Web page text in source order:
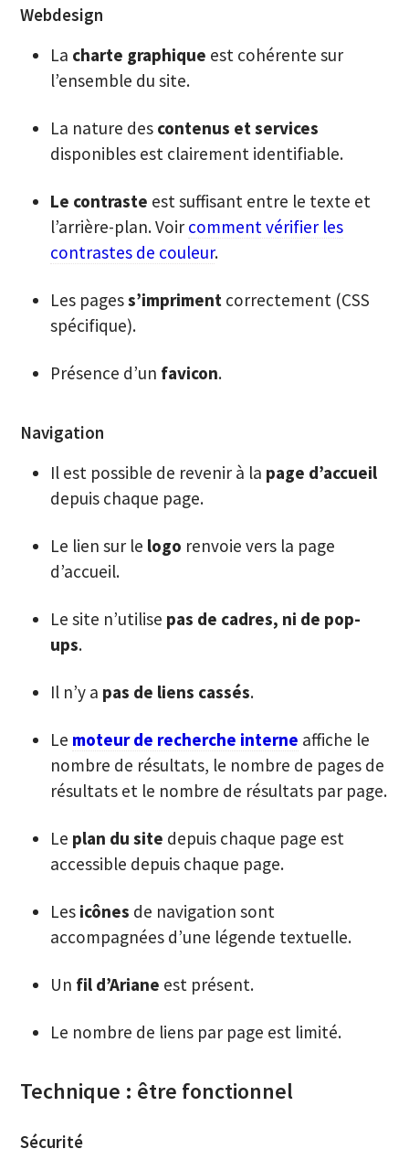
Webdesign
La charte graphique est cohérente sur
l’ensemble du site.
La nature des contenus et services
disponibles est clairement identifiable.
Le contraste est suffisant entre le texte et
l’arrière-plan. Voir comment vérifier les
contrastes de couleur.
Les pagess’impriment correctement (CSS
spécifique).
Présence d’un favicon.
Navigation
Il est possible de revenir à la page d’accueil
depuis chaque page.
Le lien sur le logo renvoie vers la page
d’accueil.
Le site n’utilise pas de cadres, ni de pop-
ups.
Il n’y a pas de liens cassés.
Le moteur de recherche interne affiche le
nombre de résultats, le nombre de pages de
résultats et le nombre de résultats par page.
Le plan du site depuis chaque page est
accessible depuis chaque page.
Les icônes de navigation sont
accompagnées d’une légende textuelle.
Un fil d’Ariane est présent.
Le nombre de liens par page est limité.
Technique : être fonctionnel
Sécurité